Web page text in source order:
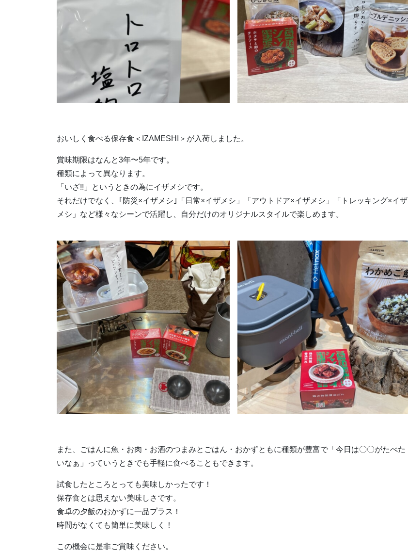
おいしく食べる保存食＜IZAMESHI＞が入荷しました。
賞味期限はなんと3年〜5年です。
種類によって異なります。
「いざ!!」というときの為にイザメシです。
それだけでなく、｢防災×イザメシ｣「日常×イザメシ」「アウトドア×イザメシ」「トレッキング×イザ
メシ」など様々なシーンで活躍し、自分だけのオリジナルスタイルで楽しめます。
また、ごはんに魚・お肉・お酒のつまみとごはん・おかずともに種類が豊富で「今日は〇〇がたべた
いなぁ」っていうときでも手軽に食べることもできます。
試食したところとっても美味しかったです！
保存食とは思えない美味しさです。
食卓の夕飯のおかずに一品プラス！
時間がなくても簡単に美味しく！
この機会に是非ご賞味ください。